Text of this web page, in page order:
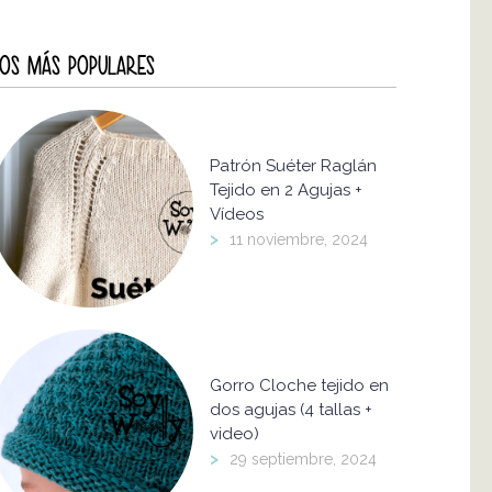
MÁS POPULARES
Patrón Suéter Raglán
Tejido en 2 Agujas +
Vídeos
> 11 noviembre, 2024
Gorro Cloche tejido en
dos agujas (4 tallas +
video)
> 29 septiembre, 2024